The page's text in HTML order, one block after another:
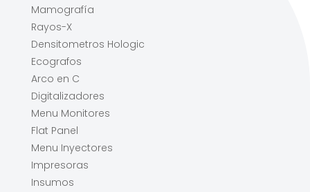
Mamografía
Rayos-X
Densitometros Hologic
Ecografos
Arco en C
Digitalizadores
Menu Monitores
Flat Panel
Menu Inyectores
Impresoras
Insumos